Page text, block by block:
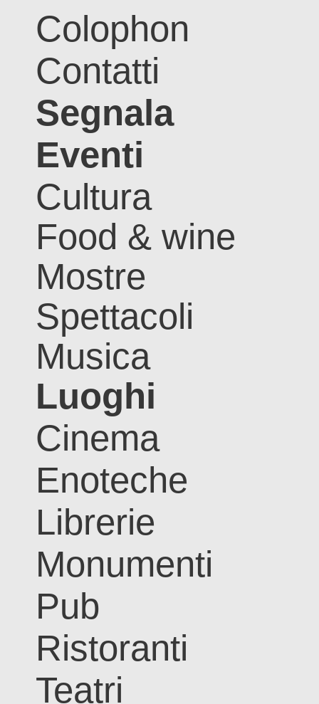
Colophon
Contatti
Segnala
Eventi
Cultura
Food & wine
Mostre
Spettacoli
Musica
Luoghi
Cinema
Enoteche
Librerie
Monumenti
Pub
Ristoranti
Teatri